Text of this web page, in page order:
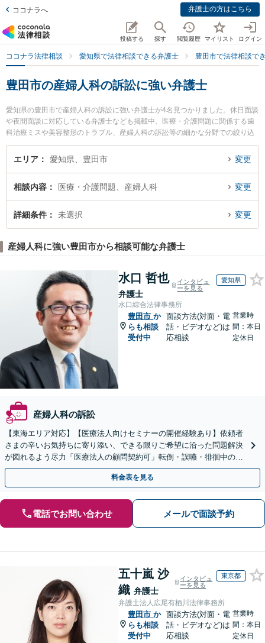
ココナラへ 弁護士の方はこちら
投稿する 探す 閲覧履歴 マイリスト ログイン
ココナラ法律相談 愛知県で法律相談できる弁護士 豊田市で法律相談で
豊田市の産婦人科の訴訟に強い弁護士
愛知県の豊田市で産婦人科の訴訟に強い弁護士が4名見つかりました。休日面談
や夜間面談に対応している弁護士なども掲載中。医療・介護問題に関係する歯
科治療ミスや美容整形のトラブル、産婦人科の訴訟等の細かな分野での絞り込
み検索もでき便利です。特に豊田シティ法律事務所の米田 聖志弁護士や豊田総
合法律事務所の村松 周平弁護士、竹本法律事務所の竹本 真紀弁護士のプロフィ
人科の訴訟のトラブル解決の実績豊富な近くの弁護士を検索したい』『初回相
談無料で産婦人科の訴訟を法律相談できる豊田市内の弁護士に相談予約した
い』などでお困りの相談者さんにおすすめです。
エリア 愛知県、豊田市 変更
相談内容 医療・介護問題、産婦人科 変更
詳細条件 未選択 変更
産婦人科に強い豊田市から相談可能な弁護士
水口 哲也
弁護士
インタビュ
ーを見る
愛知県
水口綜合法律事務所
豊田市 か
らも相談
受付中
面談方法(対面・電
話・ビデオなど)は
応相談
営業時
間：本日
定休日
産婦人科の訴訟
【東海エリア対応】【医療法人向けセミナーの開催経験あり】依頼者
さまの辛いお気持ちに寄り添い、できる限りご希望に沿った問題解決
が図れるよう尽力「医療法人の顧問契約可」転倒・誤嚥・徘徊中の事
故など、介護事故のご相談も対応【休日・夜間相談可】
料金表を見る
電話でお問い合わせ メールで面談予約
五十嵐 沙
織 弁護士
インタビュ
ーを見る
東京都
弁護士法人広尾有栖川法律事務所
豊田市 か
らも相談
受付中
面談方法(対面・電
話・ビデオなど)は
応相談
営業時
間：本日
定休日